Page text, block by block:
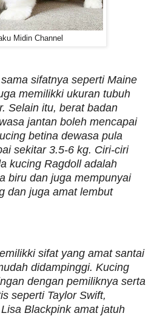
Midin Channel
sifatnya seperti Maine
memilikki ukuran tubuh
Selain itu, berat badan
jantan boleh mencapai
betina dewasa pula
sekitar 3.5-6 kg. Ciri-ciri
kucing Ragdoll adalah
biru dan juga mempunyai
dan juga amat lembut
sifat yang amat santai
didampinggi. Kucing
dengan pemiliknya serta
seperti Taylor Swift,
Blackpink amat jatuh